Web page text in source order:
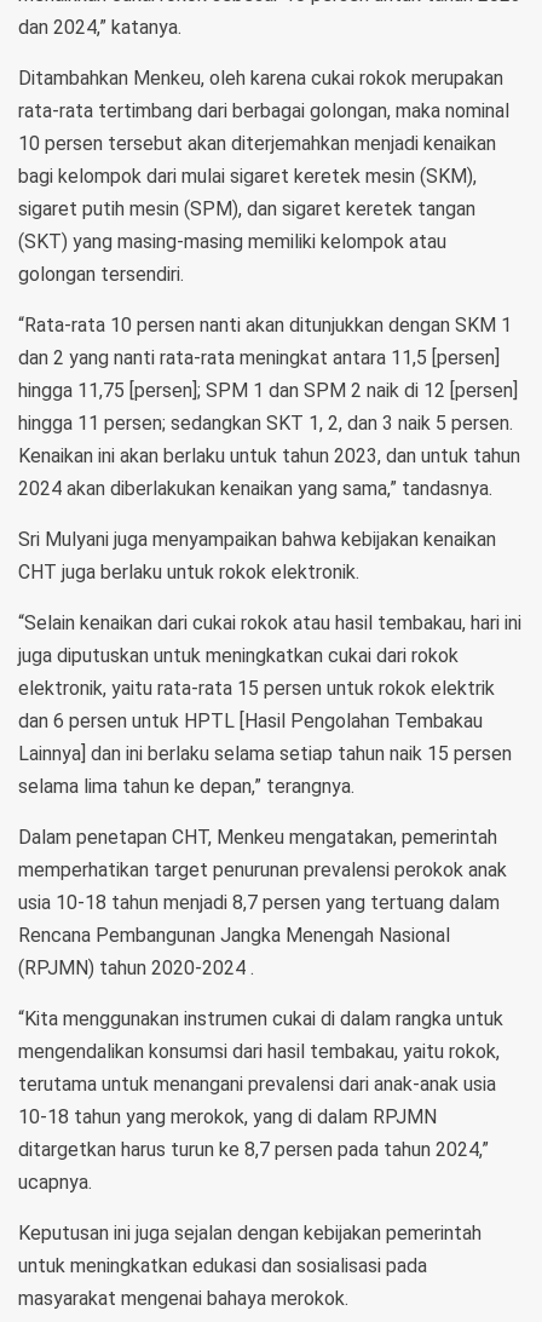
dan 2024,” katanya.
Ditambahkan Menkeu, oleh karena cukai rokok merupakan
rata-rata tertimbang dari berbagai golongan, maka nominal
10 persen tersebut akan diterjemahkan menjadi kenaikan
bagi kelompok dari mulai sigaret keretek mesin (SKM),
sigaret putih mesin (SPM), dan sigaret keretek tangan
(SKT) yang masing-masing memiliki kelompok atau
golongan tersendiri.
“Rata-rata 10 persen nanti akan ditunjukkan dengan SKM 1
dan 2 yang nanti rata-rata meningkat antara 11,5 [persen]
hingga 11,75 [persen]; SPM 1 dan SPM 2 naik di 12 [persen]
hingga 11 persen; sedangkan SKT 1, 2, dan 3 naik 5 persen.
Kenaikan ini akan berlaku untuk tahun 2023, dan untuk tahun
2024 akan diberlakukan kenaikan yang sama,” tandasnya.
Sri Mulyani juga menyampaikan bahwa kebijakan kenaikan
CHT juga berlaku untuk rokok elektronik.
“Selain kenaikan dari cukai rokok atau hasil tembakau, hari ini
juga diputuskan untuk meningkatkan cukai dari rokok
elektronik, yaitu rata-rata 15 persen untuk rokok elektrik
dan 6 persen untuk HPTL [Hasil Pengolahan Tembakau
Lainnya] dan ini berlaku selama setiap tahun naik 15 persen
selama lima tahun ke depan,” terangnya.
Dalam penetapan CHT, Menkeu mengatakan, pemerintah
memperhatikan target penurunan prevalensi perokok anak
usia 10-18 tahun menjadi 8,7 persen yang tertuang dalam
Rencana Pembangunan Jangka Menengah Nasional
(RPJMN) tahun 2020-2024 .
“Kita menggunakan instrumen cukai di dalam rangka untuk
mengendalikan konsumsi dari hasil tembakau, yaitu rokok,
terutama untuk menangani prevalensi dari anak-anak usia
10-18 tahun yang merokok, yang di dalam RPJMN
ditargetkan harus turun ke 8,7 persen pada tahun 2024,”
ucapnya.
Keputusan ini juga sejalan dengan kebijakan pemerintah
untuk meningkatkan edukasi dan sosialisasi pada
masyarakat mengenai bahaya merokok.